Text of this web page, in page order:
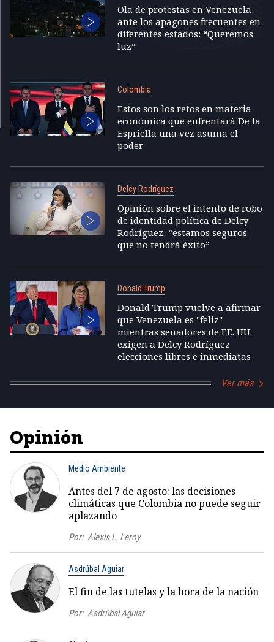
Ola de protestas en Venezuela
ante los apagones frecuentes en
diferentes estados: “Queremos
luz”
Colombia
Estos son los retos en materia
económica que enfrentará De la
Espriella una vez asuma el
poder
Delcy Rodríguez
Opinión sobre el intento de robo
de identidad política de Delcy
Rodríguez: “estamos seguros
que no tendrá éxito”
Donald Trump
Donald Trump vuelve a afirmar
que Venezuela es "feliz"
mientras senadores de EE. UU.
exigen a Delcy Rodríguez
elecciones libres e inmediatas
Ver más
Opinión
Medio Ambiente
Antes del 7 de agosto: las decisiones
climáticas que Colombia no puede seguir
aplazando
Por: Alexis L. Leroy
Asdrúbal Aguiar
El fin de las tutelas y la hora de la nación
Por: Asdrúbal Aguiar